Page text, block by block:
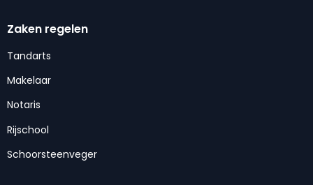
Zaken regelen
Tandarts
Makelaar
Notaris
Rijschool
Schoorsteenveger